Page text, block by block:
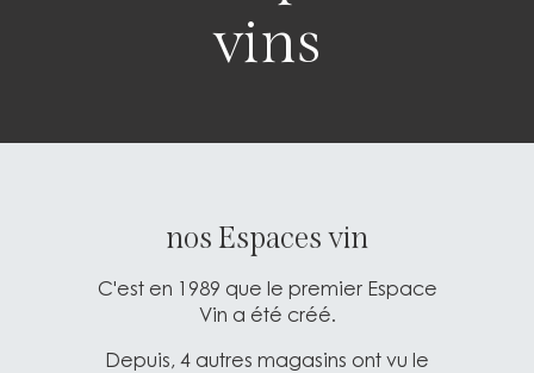
vins
nos Espaces vin
C'est en 1989 que le premier Espace
Vin a été créé.
Depuis, 4 autres magasins ont vu le
GENAPPE